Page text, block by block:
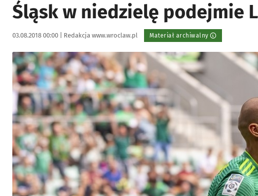
Śląsk w niedzielę podejmie
Data publikacji:
03.08.2018 00:00 | Autor:
Redakcja www.wroclaw.pl Materiał archiwalny
Kliknij, aby powiększyć